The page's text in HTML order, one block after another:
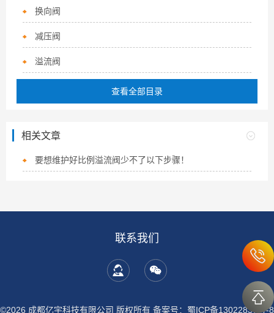
换向阀
减压阀
溢流阀
查看全部目录
相关文章
要想维护好比例溢流阀少不了以下步骤！
联系我们
©2026 成都亿宇科技有限公司 版权所有 备案号：蜀ICP备13022837号-8